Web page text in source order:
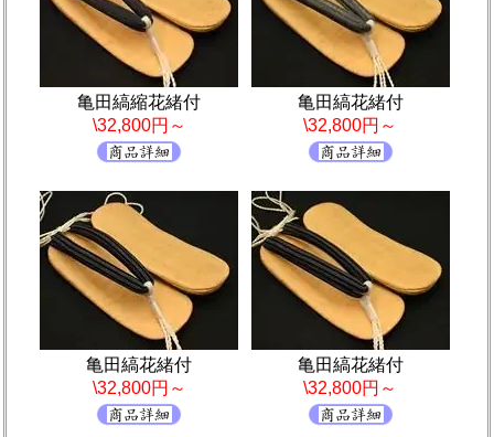
亀田縞縮花緒付
\32,800円～
亀田縞花緒付
\32,800円～
亀田縞花緒付
\32,800円～
亀田縞花緒付
\32,800円～